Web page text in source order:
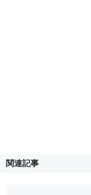
関連記事